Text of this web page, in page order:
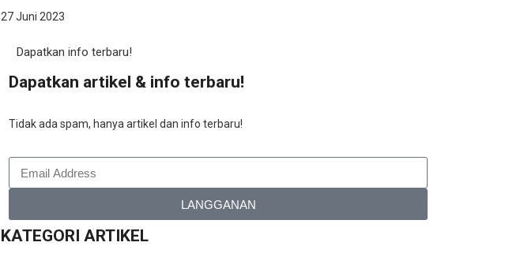
27 Juni 2023
Dapatkan info terbaru!
Dapatkan artikel & info terbaru!
Tidak ada spam, hanya artikel dan info terbaru!
LANGGANAN
KATEGORI ARTIKEL